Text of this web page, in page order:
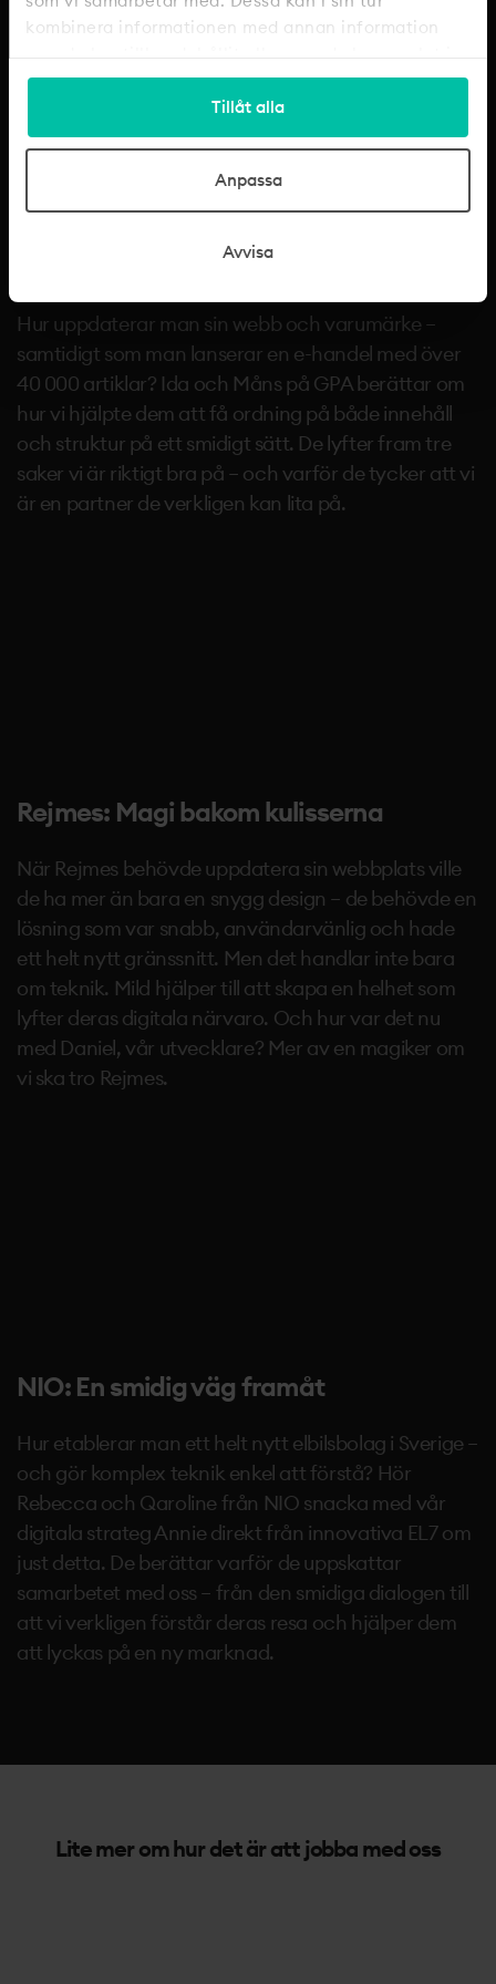
kombinera informationen med annan information
när du har använt deras tjänster.
Tillåt alla
Anpassa
Avvisa
GPA: Från idé till e-handel
Hur uppdaterar man sin webb och varumärke –
samtidigt som man lanserar en e-handel med över
40 000 artiklar? Ida och Måns på GPA berättar om
hur vi hjälpte dem att få ordning på både innehåll
och struktur på ett smidigt sätt. De lyfter fram tre
saker vi är riktigt bra på – och varför de tycker att vi
är en partner de verkligen kan lita på.
Rejmes: Magi bakom kulisserna
När Rejmes behövde uppdatera sin webbplats ville
de ha mer än bara en snygg design – de behövde en
lösning som var snabb, användarvänlig och hade
ett helt nytt gränssnitt. Men det handlar inte bara
om teknik. Mild hjälper till att skapa en helhet som
lyfter deras digitala närvaro. Och hur var det nu
med Daniel, vår utvecklare? Mer av en magiker om
vi ska tro Rejmes.
NIO: En smidig väg framåt
Hur etablerar man ett helt nytt elbilsbolag i Sverige –
och gör komplex teknik enkel att förstå? Hör
Rebecca och Qaroline från NIO snacka med vår
digitala strateg Annie direkt från innovativa EL7 om
just detta. De berättar varför de uppskattar
samarbetet med oss – från den smidiga dialogen till
att vi verkligen förstår deras resa och hjälper dem
att lyckas på en ny marknad.
Lite mer om hur det är att jobba med oss